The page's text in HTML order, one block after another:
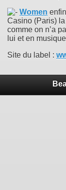
Women
Casino (Paris)
comme on n’a
lui et en
Site du label :